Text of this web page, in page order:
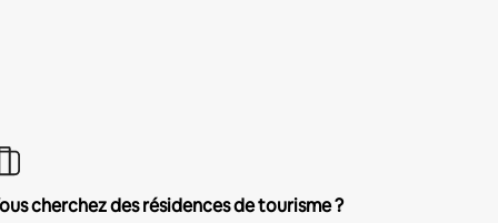
cherchez des résidences de tourisme ?